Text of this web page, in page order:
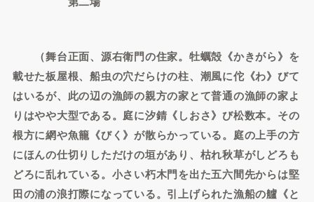
（舞台正面、源右衛門の住家。牡蠣殻《かきがら》を
載せた板屋根、船虫の穴だらけの柱、潮風に佗《わ》びて
はいるが、此の辺の漁師の親方の家とて普通の漁師の家よ
りはやや大型である。庭に汐錆《しおさ》び松数本。その
根方に網や魚籠《びく》が散らかっている。庭の上手の方
にほんの仕切りしただけの垣があり、枯れ秋草がしどろも
どろに乱れている。小さい朽木門を出た五六間先からは堅
田の浦の浪打際になっている。引上げられた漁船の艫《と